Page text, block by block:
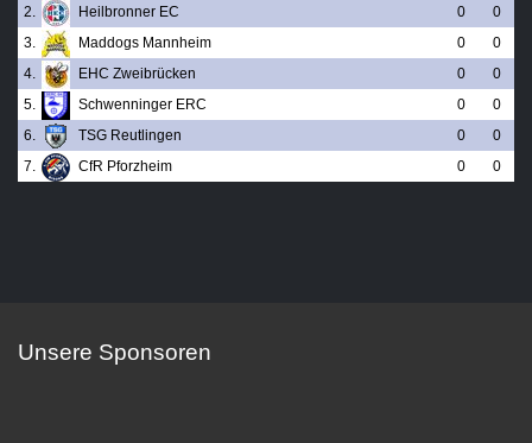
2.
Heilbronner EC 0
0
3.
Maddogs Mannheim 0
0
4.
EHC Zweibrücken 0
0
5.
Schwenninger ERC 0
0
6.
TSG Reutlingen 0
0
7.
CfR Pforzheim 0 0
Unsere Sponsoren